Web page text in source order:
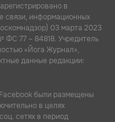
в
связи, информационных
03 марта 2023
ФС 77 – 84818. Учредитель
«Йога Журнал»,
данные редакции:
были размещены
в целях
сетях в период